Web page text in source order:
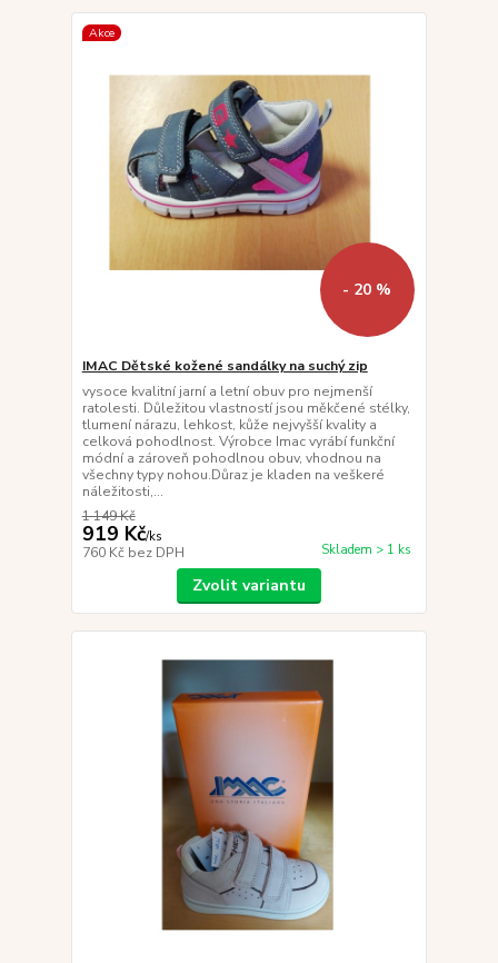
Akce
- 20 %
IMAC Dětské kožené sandálky na suchý zip
vysoce kvalitní jarní a letní obuv pro nejmenší
ratolesti. Důležitou vlastností jsou měkčené stélky,
tlumení nárazu, lehkost, kůže nejvyšší kvality a
celková pohodlnost. Výrobce Imac vyrábí funkční
módní a zároveň pohodlnou obuv, vhodnou na
všechny typy nohou.Důraz je kladen na veškeré
náležitosti,...
1 149 Kč
919 Kč/ks
760 Kč bez DPH Skladem > 1 ks
Zvolit variantu